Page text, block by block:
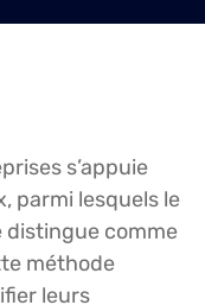
s’appuie
parmi lesquels le
distingue comme
méthode
leurs